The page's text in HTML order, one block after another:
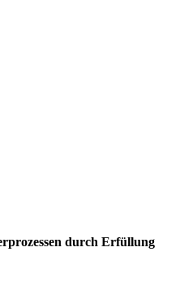
durch Erfüllung